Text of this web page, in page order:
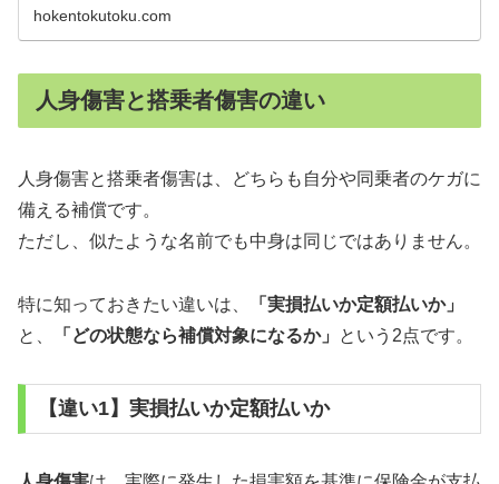
hokentokutoku.com
人身傷害と搭乗者傷害の違い
人身傷害と搭乗者傷害は、どちらも自分や同乗者のケガに
備える補償です。
ただし、似たような名前でも中身は同じではありません。
特に知っておきたい違いは、
「実損払いか定額払いか」
と、
「どの状態なら補償対象になるか」 という2点です。
【違い1】実損払いか定額払いか